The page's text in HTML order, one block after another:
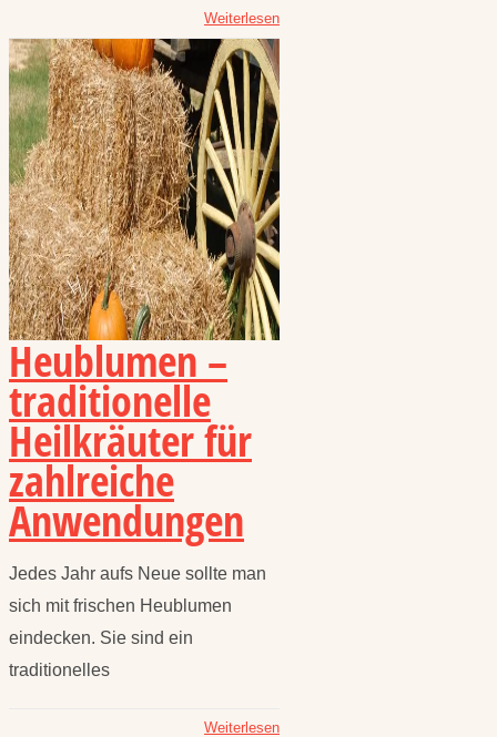
Weiterlesen
Heublumen –
traditionelle
Heilkräuter für
zahlreiche
Anwendungen
Jedes Jahr aufs Neue sollte man
sich mit frischen Heublumen
eindecken. Sie sind ein
traditionelles
Weiterlesen